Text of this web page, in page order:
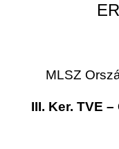
MLSZ
III. Ker. TVE